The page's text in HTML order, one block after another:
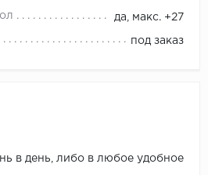
да, макс. +27
под заказ
в день, либо в любое удобное